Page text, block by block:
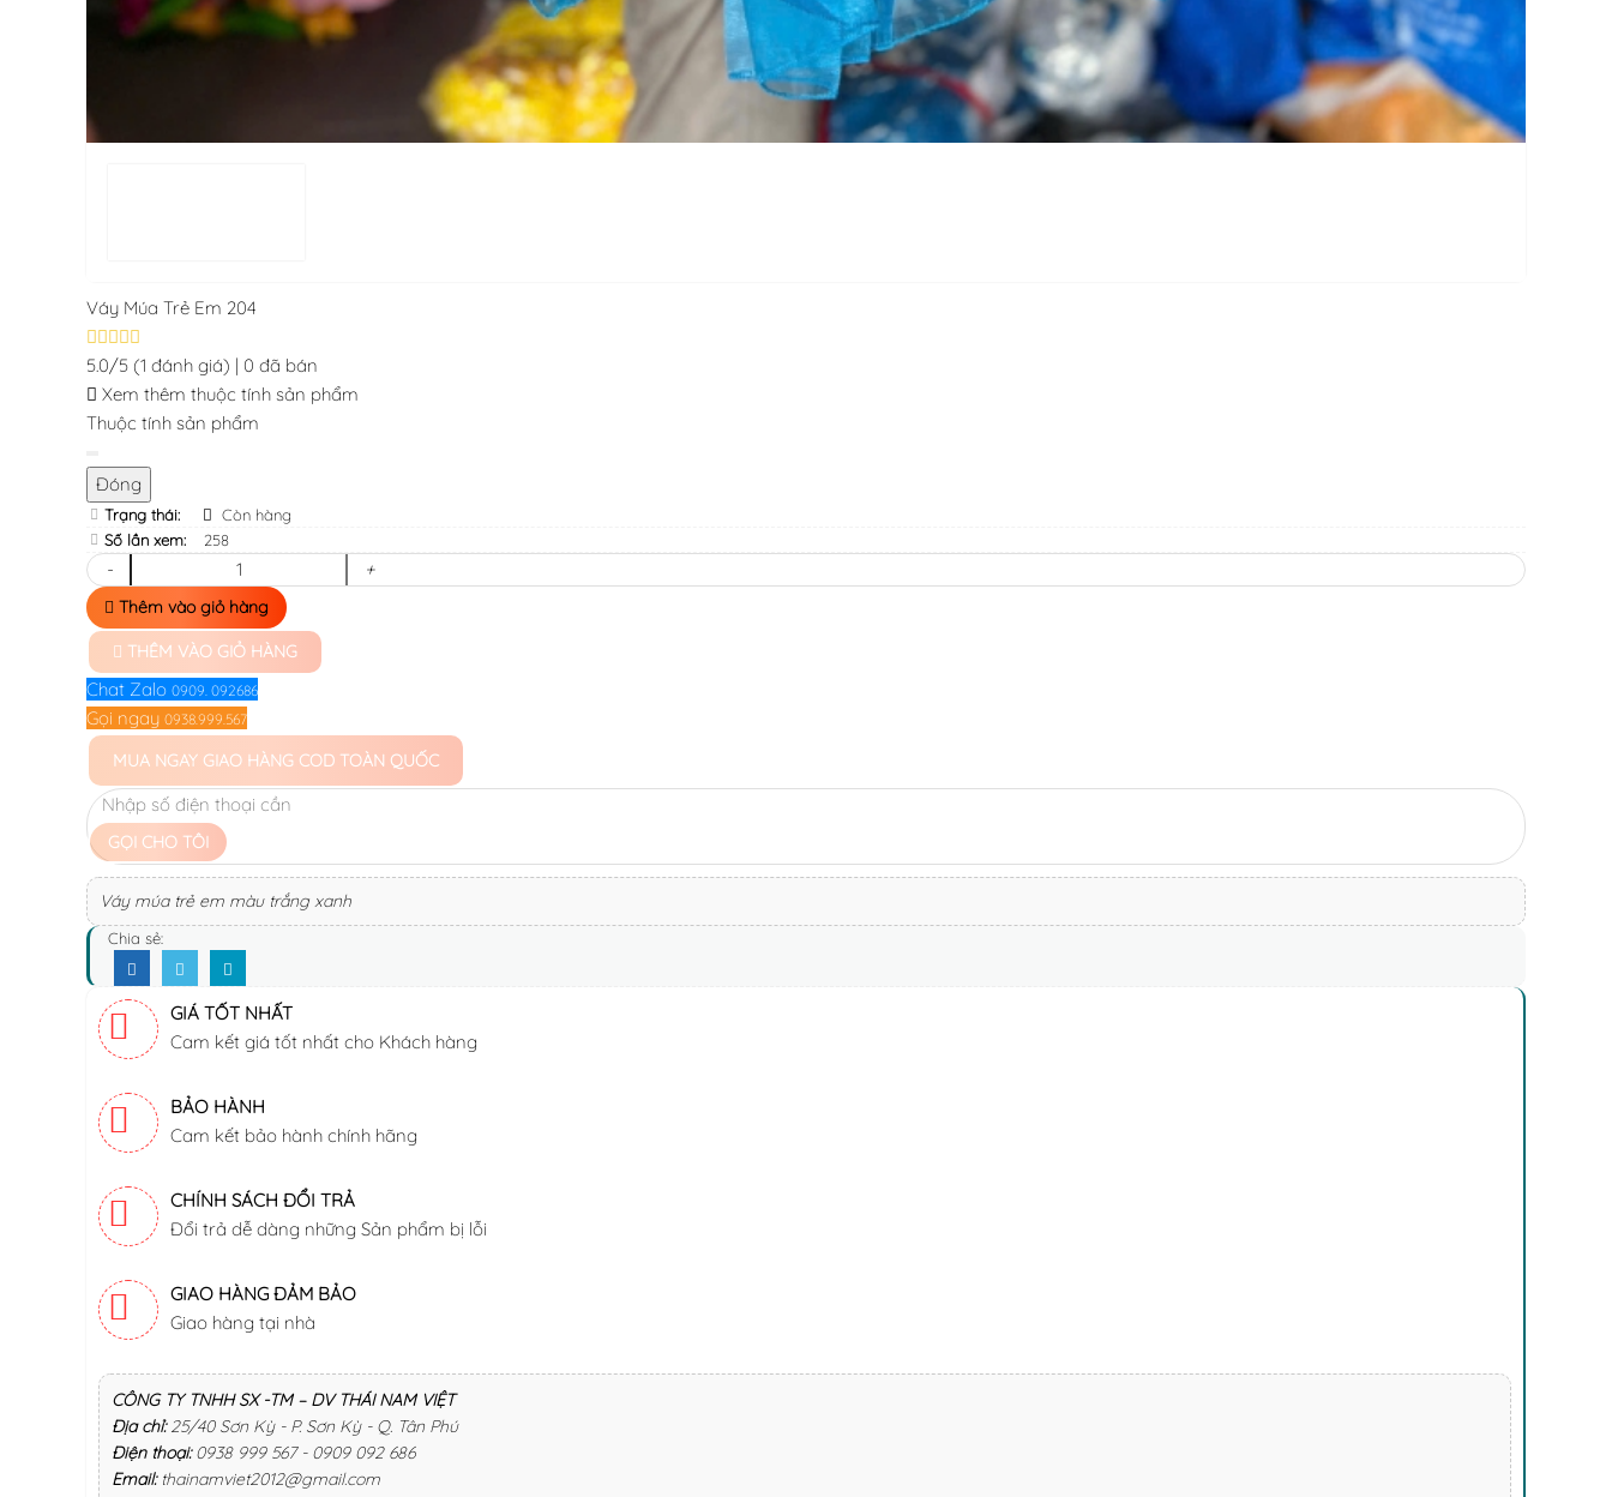
Váy Múa Trẻ Em 204
5.0/5 (1 đánh giá) | 0 đã bán
Xem thêm thuộc tính sản phẩm
Thuộc tính sản phẩm
Đóng
Trạng thái:
Còn hàng
Số lần xem:
258
- +
Thêm vào giỏ hàng
THÊM VÀO GIỎ HÀNG
Chat Zalo 0909. 092686
Gọi ngay 0938.999.567
MUA NGAY GIAO HÀNG COD TOÀN QUỐC
GỌI CHO TÔI
Váy múa trẻ em màu trắng xanh
Chia sẻ:
GIÁ TỐT NHẤT
Cam kết giá tốt nhất cho Khách hàng
BẢO HÀNH
Cam kết bảo hành chính hãng
CHÍNH SÁCH ĐỔI TRẢ
Đổi trả dễ dàng những Sản phẩm bị lỗi
GIAO HÀNG ĐẢM BẢO
Giao hàng tại nhà
CÔNG TY TNHH SX -TM – DV THÁI NAM VIỆT
Địa chỉ:25/40 Sơn Kỳ - P. Sơn Kỳ - Q. Tân Phú
Điện thoại:0938 999 567 - 0909 092 686
Email: thainamviet2012@gmail.com